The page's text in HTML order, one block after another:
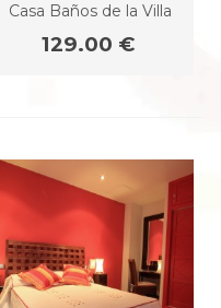
Casa Baños de la Villa
129.00 €